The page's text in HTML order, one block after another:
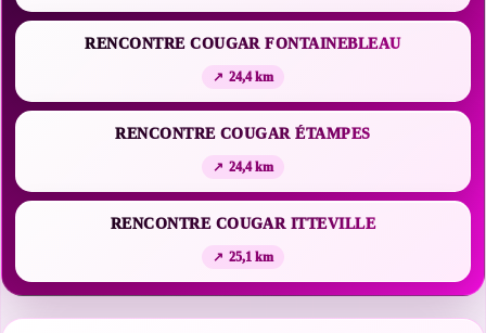
RENCONTRE COUGAR FONTAINEBLEAU
24,4 km
RENCONTRE COUGAR ÉTAMPES
24,4 km
RENCONTRE COUGAR ITTEVILLE
25,1 km